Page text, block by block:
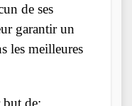
de ses
garantir un
les meilleures
de: